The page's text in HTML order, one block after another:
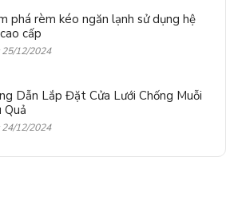
phá rèm kéo ngăn lạnh sử dụng hệ
cấp
25/12/2024
Dẫn Lắp Đặt Cửa Lưới Chống Muỗi
Quả
24/12/2024